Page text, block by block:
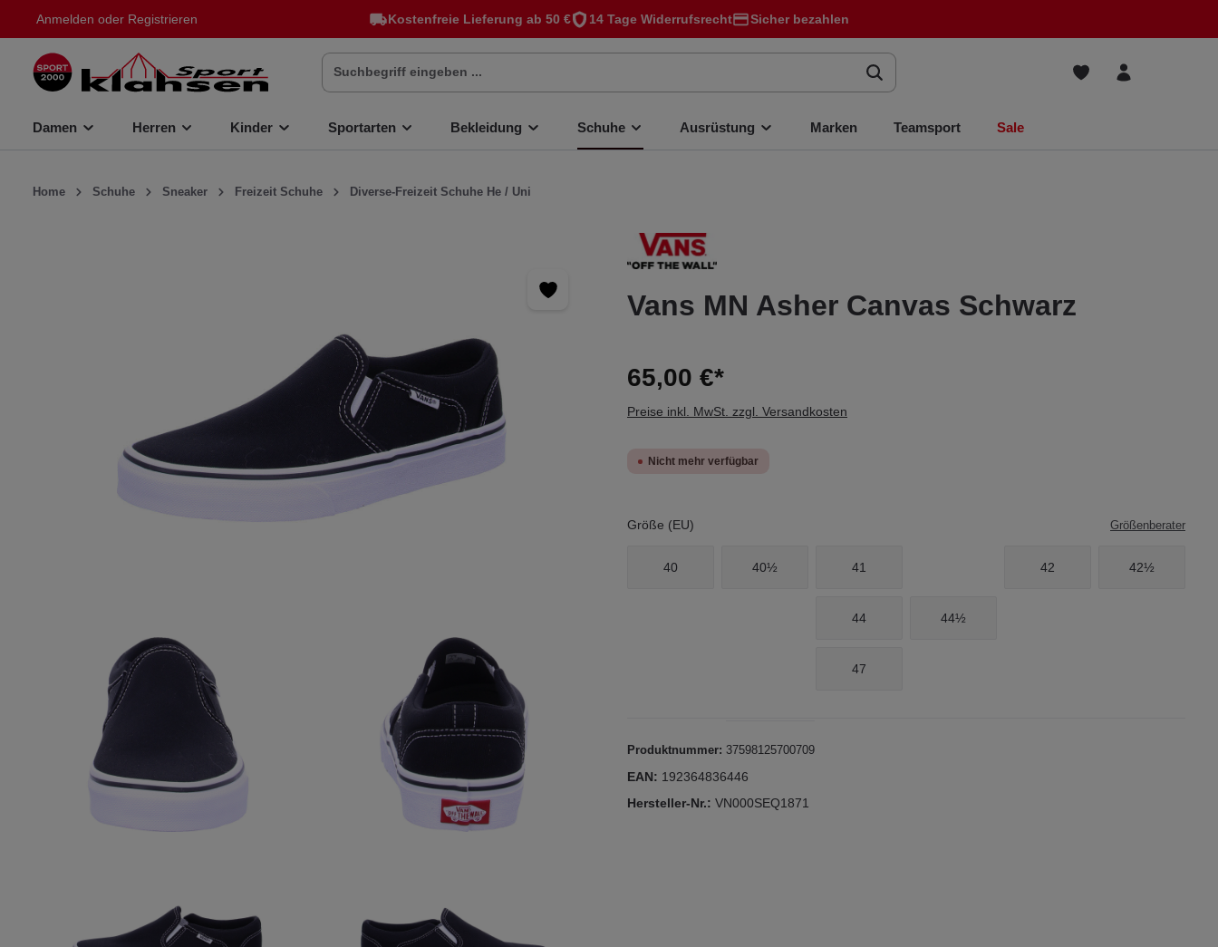
springen Kostenfreie Lieferung ab 50 € 14 Tage Widerrufsrecht Sicher bezahlen
Anmelden oder Registrieren
Damen Herren Kinder Sportarten Bekleidung Schuhe Ausrüstung Marken Teamsport Sale
Home Schuhe Sneaker Freizeit Schuhe Diverse-Freizeit Schuhe He / Uni
Vans MN Asher Canvas Schwarz
65,00 €*
Preise inkl. MwSt. zzgl. Versandkosten
Nicht mehr verfügbar
Größe (EU) Größenberater
40 40½ 41 42 42½
44 44½
47
Produktnummer: 37598125700709
EAN: 192364836446
Hersteller-Nr.: VN000SEQ1871